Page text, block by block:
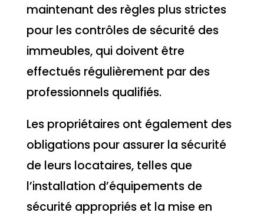
maintenant des règles plus strictes
pour les contrôles de sécurité des
immeubles, qui doivent être
effectués régulièrement par des
professionnels qualifiés.
Les propriétaires ont également des
obligations pour assurer la sécurité
de leurs locataires, telles que
l’installation d’équipements de
sécurité appropriés et la mise en